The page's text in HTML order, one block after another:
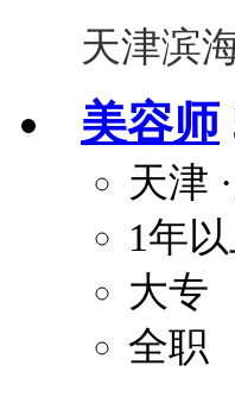
天津滨
美容师
天津
1年
大专
全职